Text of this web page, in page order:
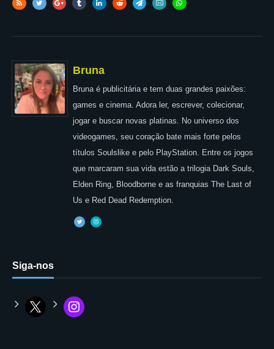
Bruna
Bruna é publicitária e tem duas grandes paixões:
games e cinema. Adora ler, escrever, colecionar,
jogar e buscar novas platinas. No universo dos
videogames, seu coração bate mais forte pelos
títulos Soulslike e pelo PlayStation. Entre os jogos
que marcaram sua vida estão a trilogia Dark Souls,
Elden Ring, Bloodborne e as franquias The Last of
Us e Red Dead Redemption.
Siga-nos